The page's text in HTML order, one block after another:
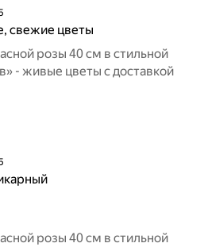
свежие цветы
розы 40 см в стильной
- живые цветы с доставкой
розы 40 см в стильной